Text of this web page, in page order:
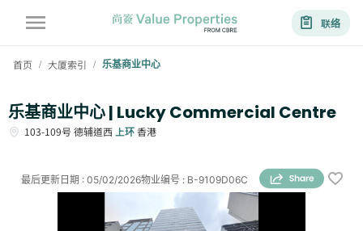
联络
首页 / 大厦索引 / 乐基商业中心
乐基商业中心 | Lucky Commercial Centre
103-109号 德辅道西 上环香港
物业编号 : B-9109D06C
最后更新日期 : 05/02/2026